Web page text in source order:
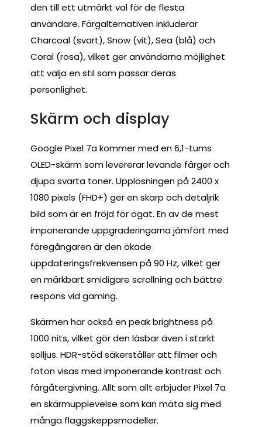
den till ett utmärkt val för de flesta
användare. Färgalternativen inkluderar
Charcoal (svart), Snow (vit), Sea (blå) och
Coral (rosa), vilket ger användarna möjlighet
att välja en stil som passar deras
personlighet.
Skärm och display
Google Pixel 7a kommer med en 6,1-tums
OLED-skärm som levererar levande färger och
djupa svarta toner. Upplösningen på 2400 x
1080 pixels (FHD+) ger en skarp och detaljrik
bild som är en fröjd för ögat. En av de mest
imponerande uppgraderingarna jämfört med
föregångaren är den ökade
uppdateringsfrekvensen på 90 Hz, vilket ger
en märkbart smidigare scrollning och bättre
respons vid gaming.
Skärmen har också en peak brightness på
1000 nits, vilket gör den läsbar även i starkt
solljus. HDR-stöd säkerställer att filmer och
foton visas med imponerande kontrast och
färgåtergivning. Allt som allt erbjuder Pixel 7a
en skärmupplevelse som kan mäta sig med
många flaggskeppsmodeller.